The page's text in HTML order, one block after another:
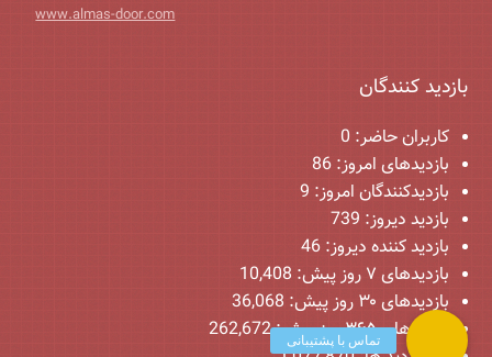
www.almas-door.com
بازدید کنندگان
کاربران حاضر: 0
بازدیدهای امروز:86
بازدیدکنندگان امروز: 9
بازدید دیروز: 739
بازدید کننده دیروز:46
بازدیدهای ۷ روز پیش:
10,408
بازدیدهای ۳۰ روز پیش:
36,068
بازدیدهای ۳۶۵ روز پیش:
262,672